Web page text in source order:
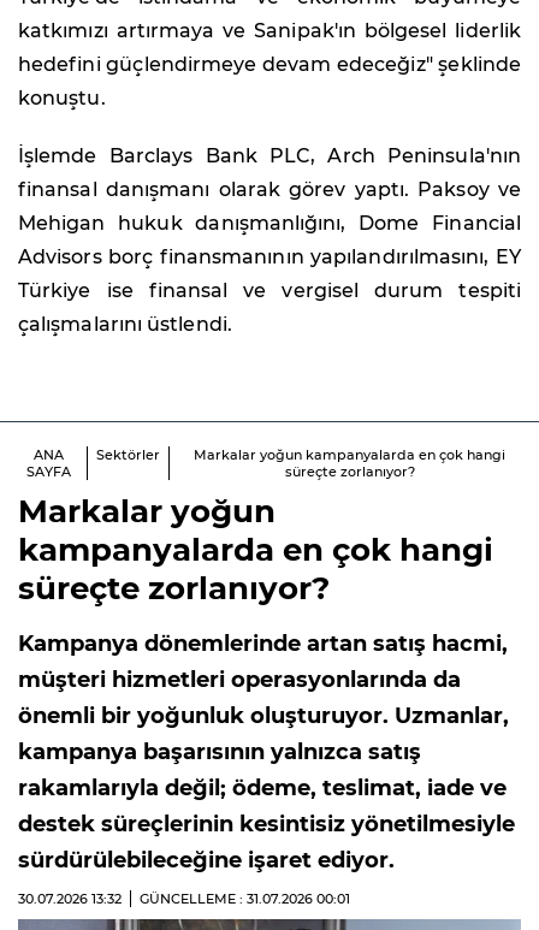
katkımızı artırmaya ve Sanipak'ın bölgesel liderlik
hedefini güçlendirmeye devam edeceğiz" şeklinde
konuştu.
İşlemde Barclays Bank PLC, Arch Peninsula'nın
finansal danışmanı olarak görev yaptı. Paksoy ve
Mehigan hukuk danışmanlığını, Dome Financial
Advisors borç finansmanının yapılandırılmasını, EY
Türkiye ise finansal ve vergisel durum tespiti
çalışmalarını üstlendi.
ANA
SAYFA
Sektörler
Markalar yoğun kampanyalarda en çok hangi
süreçte zorlanıyor?
Markalar yoğun
kampanyalarda en çok hangi
süreçte zorlanıyor?
Kampanya dönemlerinde artan satış hacmi,
müşteri hizmetleri operasyonlarında da
önemli bir yoğunluk oluşturuyor. Uzmanlar,
kampanya başarısının yalnızca satış
rakamlarıyla değil; ödeme, teslimat, iade ve
destek süreçlerinin kesintisiz yönetilmesiyle
sürdürülebileceğine işaret ediyor.
30.07.2026 13:32 GÜNCELLEME : 31.07.2026 00:01